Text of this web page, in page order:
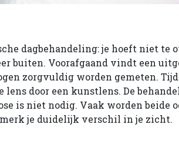
dagbehandeling: je hoeft niet te
buiten. Voorafgaand vindt een
zorgvuldig worden gemeten.
door een kunstlens. De
is niet nodig. Vaak worden beide
je duidelijk verschil in je zicht.